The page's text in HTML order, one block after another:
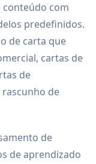
conteúdo com
predefinidos.
de carta que
cartas de
de
de
de
de aprendizado